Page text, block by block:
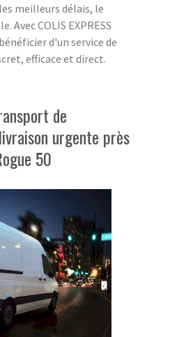
meilleurs délais, le
Avec COLIS EXPRESS
d'un service de
efficace et direct.
de
urgente près
50